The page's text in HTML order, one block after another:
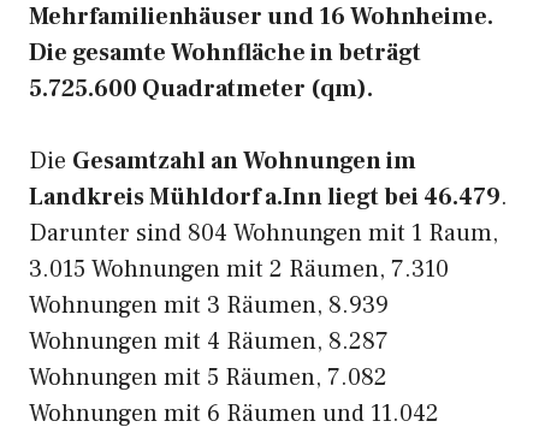
Mehrfamilienhäuser und 16 Wohnheime.
Die gesamte Wohnfläche in beträgt
5.725.600 Quadratmeter (qm).
Die Gesamtzahl an Wohnungen im
Landkreis Mühldorf a.Inn liegt bei 46.479.
Darunter sind 804 Wohnungen mit 1 Raum,
3.015 Wohnungen mit 2 Räumen, 7.310
Wohnungen mit 3 Räumen, 8.939
Wohnungen mit 4 Räumen, 8.287
Wohnungen mit 5 Räumen, 7.082
Wohnungen mit 6 Räumen und 11.042